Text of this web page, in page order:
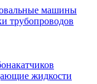
машины
трубопроводов
жидкости